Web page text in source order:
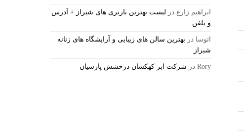
ابراهیم زارع در لیست بهترین باربری های شیراز + آدرس
و تلفن
اتوسا در بهترین سالن های زیبایی و آرایشگاه های زنانه
شیراز
Rory در شرکت ابر کهکشان درخشش پارسیان